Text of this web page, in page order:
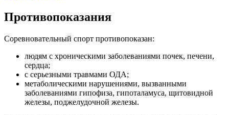
Противопоказания
Соревновательный спорт противопоказан:
людям с хроническими заболеваниями почек, печени,
сердца;
с серьезными травмами ОДА;
метаболическими нарушениями, вызванными
заболеваниями гипофиза, гипоталамуса, щитовидной
железы, поджелудочной железы.